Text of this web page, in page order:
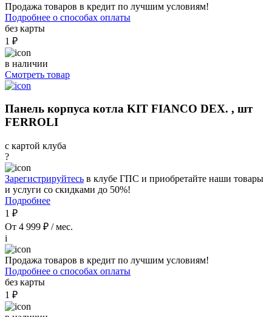
Продажа товаров в кредит по лучшим условиям!
Подробнее о способах оплаты
без карты
1 ₽
в наличии
Смотреть товар
Панель корпуса котла KIT FIANCO DEX. , шт
FERROLI
с картой клуба
?
Зарегистрируйтесь в клубе ГПС и приобретайте наши товары
и услуги со скидками до 50%!
Подробнее
1 ₽
От 4 999 ₽ / мес.
i
Продажа товаров в кредит по лучшим условиям!
Подробнее о способах оплаты
без карты
1 ₽